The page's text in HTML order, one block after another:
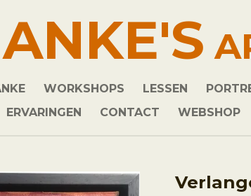
ANKE'S
WORKSHOPS LESSEN
ERVARINGEN
CONTACT WEBSHOP